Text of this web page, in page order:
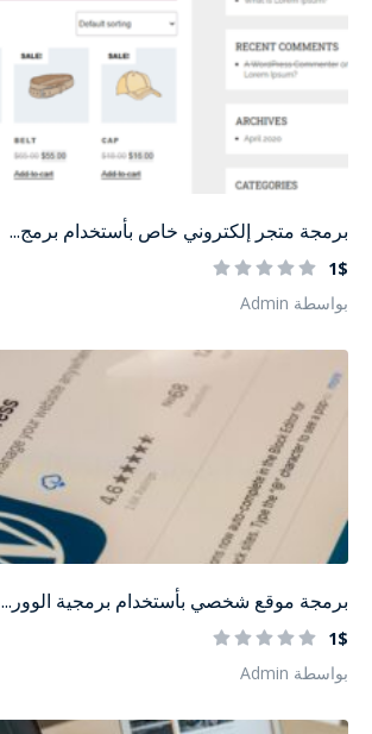
برمجة متجر إلكتروني خاص بأستخدام برمج...
1$
بواسطة Admin
برمجة موقع شخصي بأستخدام برمجية الوور...
1$
بواسطة Admin